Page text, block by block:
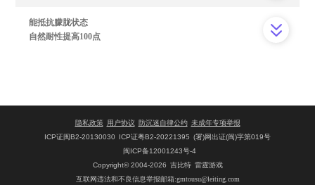
能抵抗朦胧状态
自然耐性提高100点
隐私政策 用户协议 防沉迷自律公约 未成年专项举报
ICP证闽B2-20130030
ICP证粤B2-20221395 (署)网出证(闽)字第019号
闽ICP备12001243号-4
Copyright© 2004-2026 吉比特 雷霆游戏
互联网违法和不良信息举报邮箱:gmtousu@leiting.com